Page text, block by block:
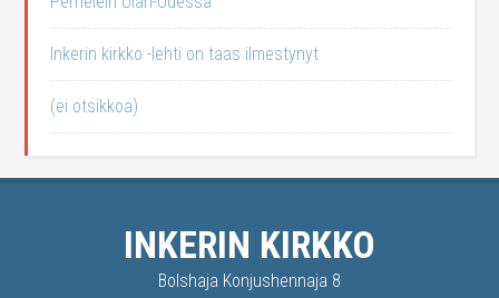
Inkerin kirkko -lehti on taas ilmestynyt
(ei otsikkoa)
INKERIN KIRKKO
Bolshaja Konjushennaja 8